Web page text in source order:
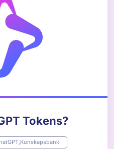
Tokens?
,Kunskapsbank